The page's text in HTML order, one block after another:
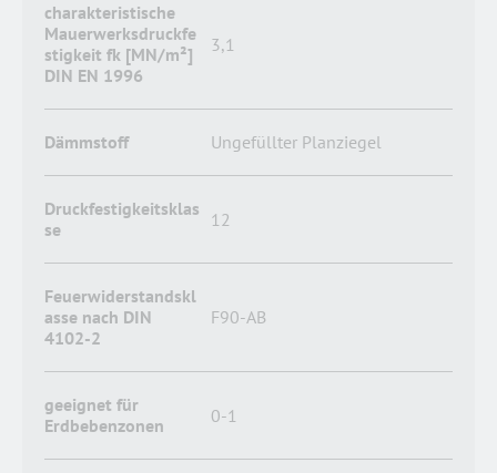
charakteristische
Mauerwerksdruckfe
stigkeit fk [MN/m²]
DIN EN 1996
3,1
Dämmstoff Ungefüllter Planziegel
Druckfestigkeitsklas
se
12
Feuerwiderstandskl
asse nach DIN
4102-2
F90-AB
geeignet für
Erdbebenzonen
0-1